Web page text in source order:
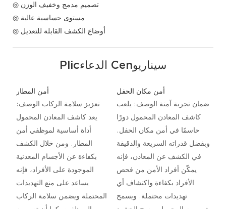
◎ تصميم مدمج وخفيف الوزن
◎ مستوى حساسية عالية
◎ أوضاع الكشف القابلة للتعديل
Plicالدعاء Cenسيناريو
أمن المطار
تعزيز سلامة الركاب الوصف:
يعد كاشف المعادن المحمول
أداة أساسية لموظفي أمن
المطار. ومن خلال الكشف
بكفاءة عن الأجسام المعدنية
الموجودة على الأفراد، فإنه
يساعد على منع التهديدات
المحتملة ويضمن سلامة الركاب
أمن مكان الحفل
ضمان تجربة آمنة الوصف: يلعب
كاشف المعادن المحمول دورًا
حاسمًا في أمن مكان الحفل.
وبفضل قدراته السريعة والدقيقة
في الكشف عن المعادن، فإنه
يمكّن أفراد الأمن من فحص
الأفراد بكفاءة واكتشاف أي
تهديدات محتملة. ويسمح